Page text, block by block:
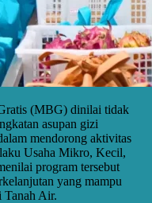
(MBG) dinilai tidak
asupan gizi
mendorong aktivitas
Usaha Mikro, Kecil,
program tersebut
yang mampu
Tanah Air.